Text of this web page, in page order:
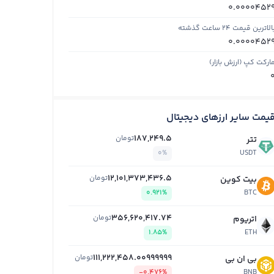
قیمت ۲۴ ساعت گذشته
مارکت کپ (ارزش بازار)
0
قیمت سایر ارزهای دیجیتال
تتر
USDT
187,249.5تومان
0%
بیت کوین
BTC
12,101,373,436.5تومان
0.921%
اتریوم
ETH
356,620,417.74تومان
1.85%
بی ان بی 111,222,458.00999999تومان